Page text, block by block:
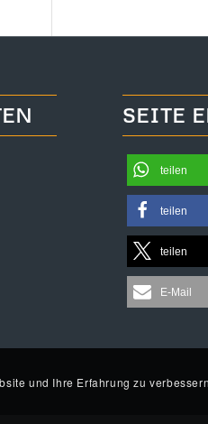
SEITE
teilen
teilen
teilen
E-Mail
und Ihre Erfahrung zu